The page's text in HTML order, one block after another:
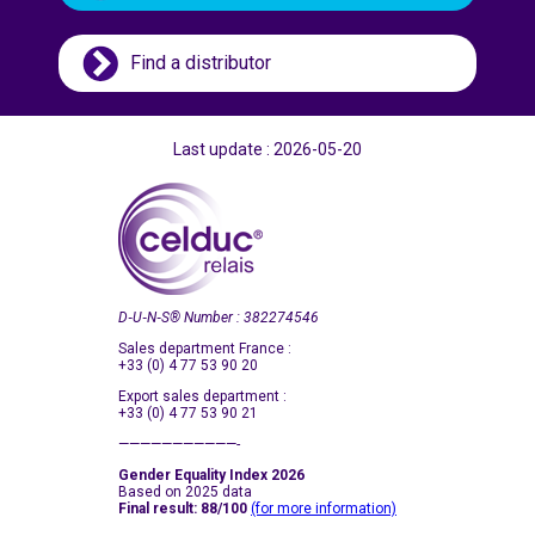
Find a distributor
Last update : 2026-05-20
D‑U‑N‑S® Number : 382274546
Sales department France :
+33 (0) 4 77 53 90 20
Export sales department :
+33 (0) 4 77 53 90 21
———————————-
Gender Equality Index 2026
Based on 2025 data
Final result: 88/100 (for more information)